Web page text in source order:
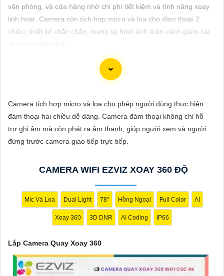
PHỤ
KIỆN
VẤN
DỊCH
VỤ
văn phòng, và cửa hàng nhờ chi phí tiết kiệm và tính năng xoay
linh hoạt. Camera còn tích hợp micro và loa cho đàm thoại 2
chiều, thiết kế chắc chắn, mang lại hình ảnh toàn cảnh giám sát
Xoay 360 Công nghệ phù hợp su hướng":
dễ dàng và tiện lợi. Hãy liên hệ với chúng tôi để được tư vấn và
lựa chọn giải pháp camera phù hợp nhất với nhu cầu an ninh
của bạn."
Camera tích hợp micro và loa cho phép người dùng thực hiện
đàm thoại hai chiều dễ dàng. Camera đàm thoại không chỉ hỗ
trợ ghi âm mà còn phát ra âm thanh, giúp người xem và người
đứng trước camera giao tiếp trực tiếp.
CAMERA WIFI EZVIZ XOAY 360 ĐỘ
Mic Và Loa Dual Light 78° Hồng Ngoại Full Color AI
Xoay 360 3D DNR AI Coding IP66
Lắp Camera Quay Xoay 360